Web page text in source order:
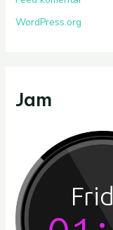
WordPress.org
Jam